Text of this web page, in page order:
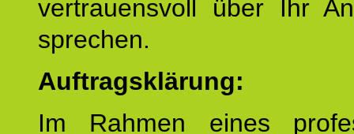
vertrauensvoll über Ihr
sprechen.
Auftragsklärung:
Im Rahmen eines